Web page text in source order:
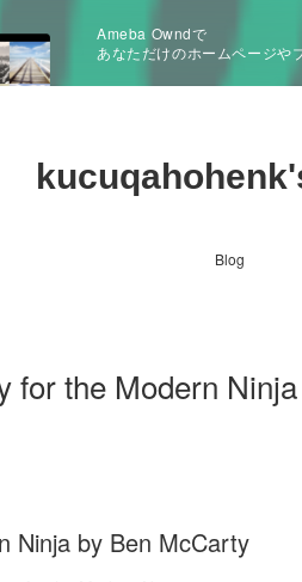
Ameba Owndで
あなただけのホームページや
Blog
for the Modern
Ninja by Ben McCarty